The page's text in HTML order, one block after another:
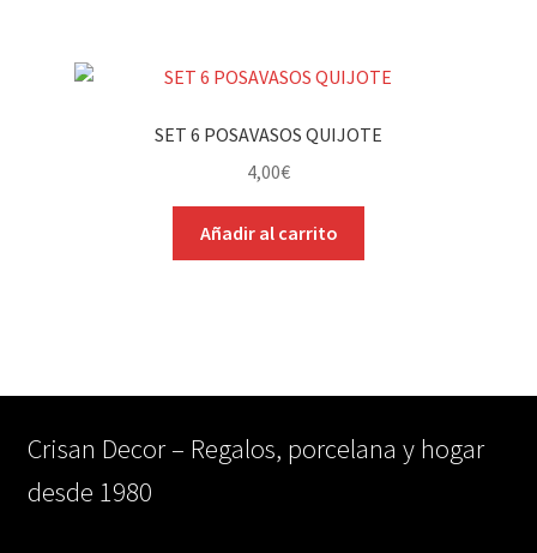
SET 6 POSAVASOS QUIJOTE
4,00€
Añadir al carrito
Crisan Decor – Regalos, porcelana y hogar
desde 1980